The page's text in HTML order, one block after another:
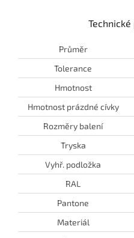
Průměr
Tolerance
Hmotnost
Hmotnost prázdné cívky
Rozměry balení
Tryska
Vyhř. podložka
RAL
Pantone
Materiál